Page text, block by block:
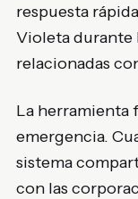
respuesta
Violeta durante
relacionadas
La herramienta
emergencia.
sistema
con las